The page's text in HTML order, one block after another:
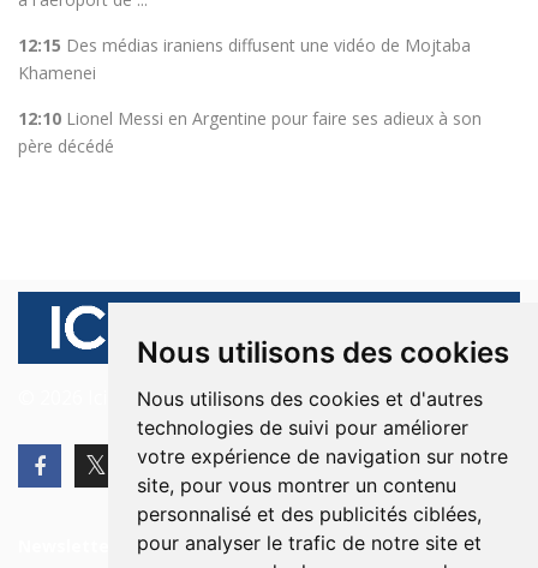
Nous utilisons des cookies
Nous utilisons des cookies et d'autres
technologies de suivi pour améliorer
votre expérience de navigation sur notre
site, pour vous montrer un contenu
personnalisé et des publicités ciblées,
pour analyser le trafic de notre site et
12:15 Des médias iraniens diffusent une vidéo de Mojtaba
Khamenei
12:10 Lionel Messi en Argentine pour faire ses adieux à son
père décédé
© 2026 Ici Beyrouth. Tous les droits sont réservés.